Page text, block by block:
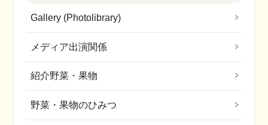
Gallery (Photolibrary)
メディア出演関係
紹介野菜・果物
野菜・果物のひみつ